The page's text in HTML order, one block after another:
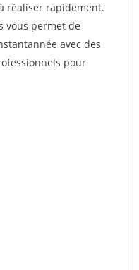
réaliser rapidement.
vous permet de
avec des
pour